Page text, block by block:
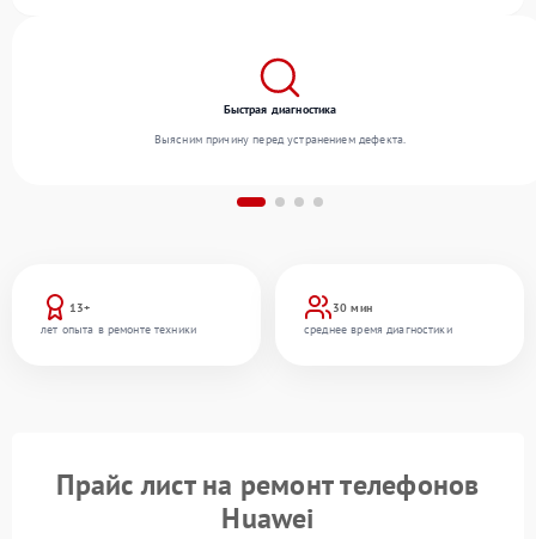
13+
лет опыта в ремонте техники
30 мин
среднее время диагностики
Быстрая диагностика
Выясним причину перед устранением дефекта.
Прайс лист на ремонт телефонов
Huawei